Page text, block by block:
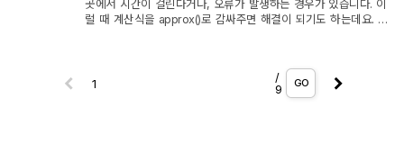
곳에서 시간이 걸린다거나, 오류가 발생하는 경우가 있습니다. 이
럴 때 계산식을 approx()로 감싸주면 해결이 되기도 하는데요. 결
의 결과로서 True or False 를 되돌려주기를 기대하겠지만, 특정
한 각도가 아니면 cos(x)>0 가 그대로 나오는 문제가 있습니다.
이럴 때 approx() 가 도움이 될 수 있습니다. ㄴ In Radian Mode
/
9
GO